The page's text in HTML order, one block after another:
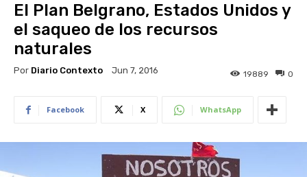
El Plan Belgrano, Estados Unidos y
el saqueo de los recursos
naturales
Por Diario Contexto Jun 7, 2016 0
19889
Facebook X WhatsApp